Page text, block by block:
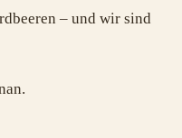
– und wir sind